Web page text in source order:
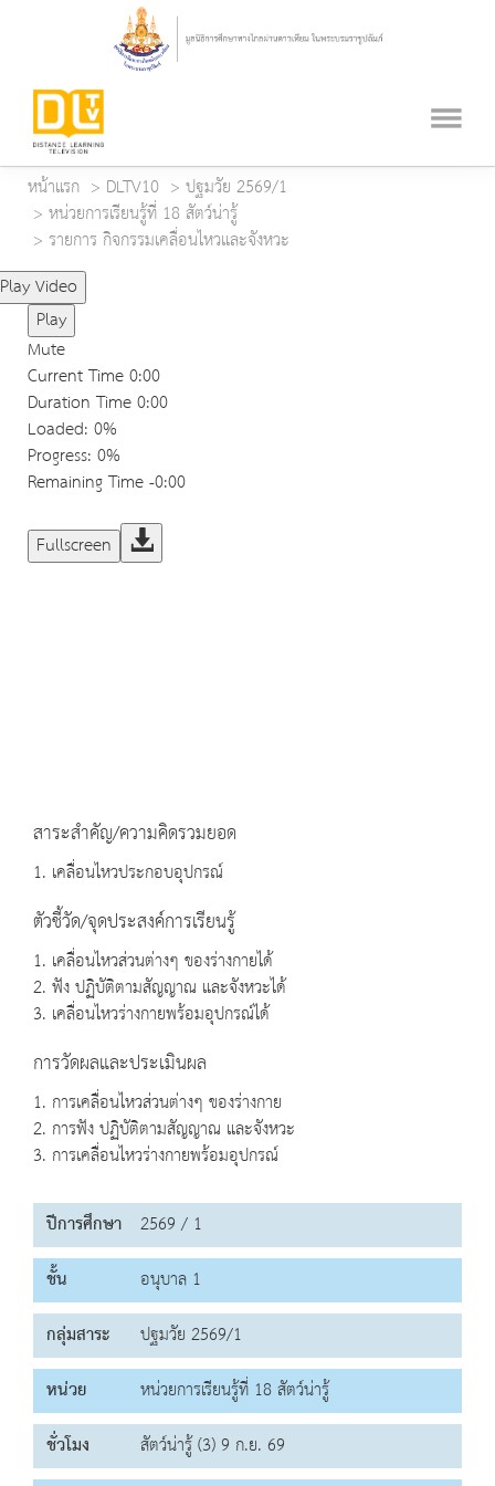
หน้าแรก DLTV10
ปฐมวัย 2569/1
หน่วยการเรียนรู้ที่ 18 สัตว์น่ารู้
รายการ กิจกรรมเคลื่อนไหวและจังหวะ
Play Video
Play
Mute
Current Time0:00
Duration Time0:00
Loaded: 0%
Progress: 0%
Remaining Time-0:00
Fullscreen
สาระสำคัญ/ความคิดรวมยอด
1. เคลื่อนไหวประกอบอุปกรณ์
ตัวชี้วัด/จุดประสงค์การเรียนรู้
1. เคลื่อนไหวส่วนต่างๆ ของร่างกายได้
2. ฟัง ปฏิบัติตามสัญญาณ และจังหวะได้
3. เคลื่อนไหวร่างกายพร้อมอุปกรณ์ได้
การวัดผลและประเมินผล
1. การเคลื่อนไหวส่วนต่างๆ ของร่างกาย
2. การฟัง ปฏิบัติตามสัญญาณ และจังหวะ
3. การเคลื่อนไหวร่างกายพร้อมอุปกรณ์
ปีการศึกษา 2569 / 1
ชั้น
อนุบาล 1
กลุ่มสาระ
ปฐมวัย 2569/1
หน่วย
หน่วยการเรียนรู้ที่ 18 สัตว์น่ารู้
ชั่วโมง
สัตว์น่ารู้ (3) 9 ก.ย. 69